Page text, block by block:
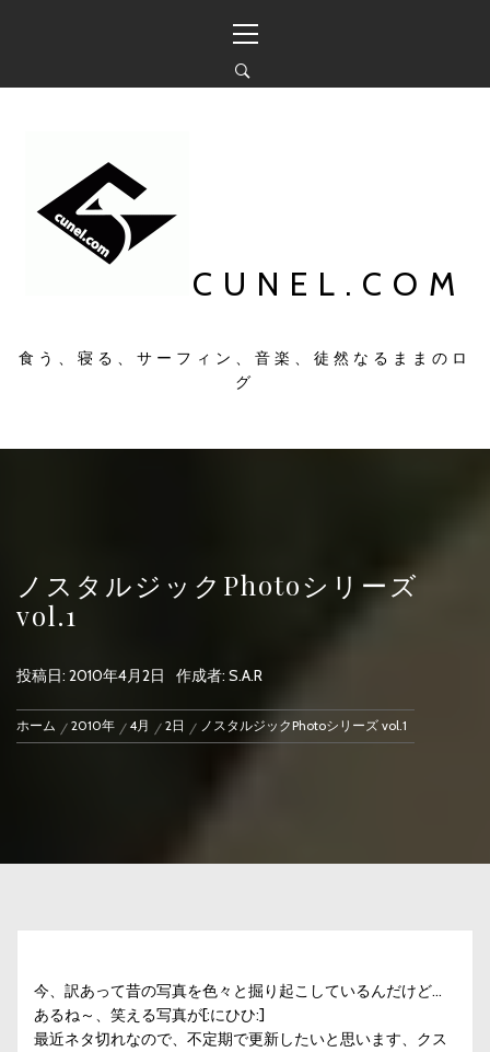
ン
イ
ン
メ
CUNEL.COM
食う、寝る、サーフィン、音楽、徒然なるままのロ
グ
ノスタルジックPhotoシリーズ
vol.1
投稿日: 2010年4月2日 作成者: S.A.R
ホーム 2010年 4月 2日 ノスタルジックPhotoシリーズ vol.1
今、訳あって昔の写真を色々と掘り起こしているんだけど…
あるね～、笑える写真が[:にひひ:]
最近ネタ切れなので、不定期で更新したいと思います、クス